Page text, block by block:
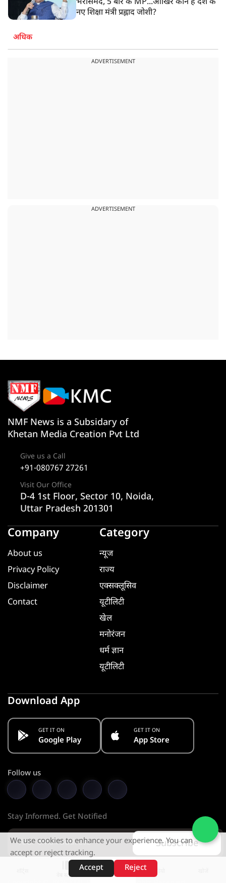
नए शिक्षा मंत्री प्रह्लाद जोशी?
अधिक
ADVERTISEMENT
ADVERTISEMENT
वेब स्टोरीज़
NMF News is a Subsidary of
Khetan Media Creation Pvt Ltd
Give us a Call
+91-080767 27261
Visit Our Office
D-4 1st Floor, Sector 10, Noida,
Uttar Pradesh 201301
Company
About us
Privacy Policy
Disclaimer
Contact
Category
न्यूज
राज्य
एक्सक्लूसिव
यूटीलिटी
खेल
मनोरंजन
धर्म ज्ञान
यूटीलिटी
Download App
GET IT ON
Google Play
GET IT ON
App Store
Follow us
Stay Informed. Get Notified
Subscribe
We use cookies to enhance your experience. You can
accept or reject tracking.
Accept
Reject